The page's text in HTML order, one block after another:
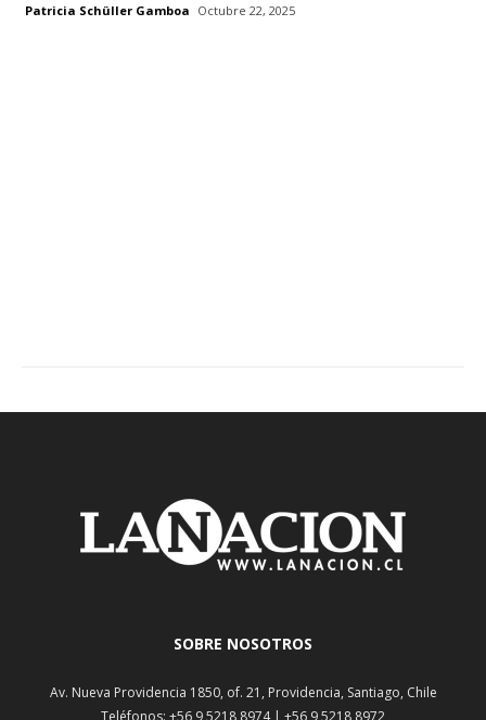
Patricia Schüller Gamboa Octubre 22, 2025
SOBRE NOSOTROS
Av. Nueva Providencia 1850, of. 21, Providencia, Santiago, Chile